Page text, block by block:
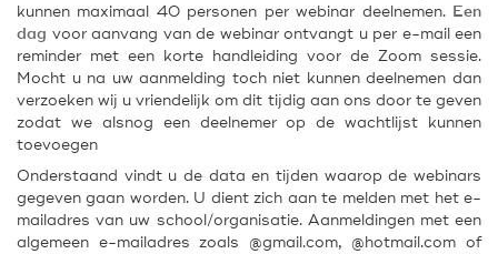
kunnen maximaal 40 personen per webinar deelnemen. Een
dag voor aanvang van de webinar ontvangt u per e-mail een
reminder met een korte handleiding voor de Zoom sessie.
Mocht u na uw aanmelding toch niet kunnen deelnemen dan
verzoeken wij u vriendelijk om dit tijdig aan ons door te geven
zodat we alsnog een deelnemer op de wachtlijst kunnen
toevoegen
Onderstaand vindt u de data en tijden waarop de webinars
gegeven gaan worden. U dient zich aan te melden met het e-
mailadres van uw school/organisatie. Aanmeldingen met een
algemeen e-mailadres zoals @gmail.com, @hotmail.com of